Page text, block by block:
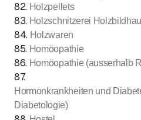
82. Holzpellets
83. Holzschnitzerei
84. Holzwaren
85. Homöopathie
86. Homöopathie (ausserhalb
87.
Hormonkrankheiten und
Diabetologie)